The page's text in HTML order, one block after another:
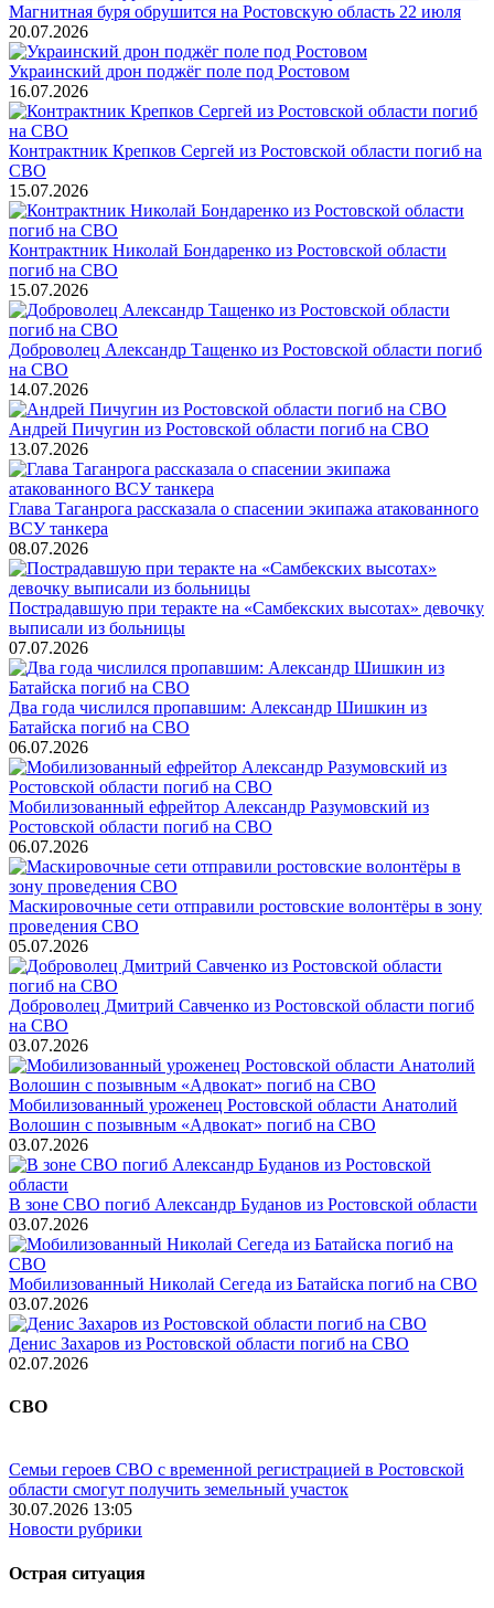
Магнитная буря обрушится на Ростовскую область 22 июля
20.07.2026
Украинский дрон поджёг поле под Ростовом
16.07.2026
Контрактник Крепков Сергей из Ростовской области погиб на
СВО
15.07.2026
Контрактник Николай Бондаренко из Ростовской области
погиб на СВО
15.07.2026
Доброволец Александр Тащенко из Ростовской области погиб
на СВО
14.07.2026
Андрей Пичугин из Ростовской области погиб на СВО
13.07.2026
Глава Таганрога рассказала о спасении экипажа атакованного
ВСУ танкера
08.07.2026
Пострадавшую при теракте на «Самбекских высотах» девочку
выписали из больницы
07.07.2026
Два года числился пропавшим: Александр Шишкин из
Батайска погиб на СВО
06.07.2026
Мобилизованный ефрейтор Александр Разумовский из
Ростовской области погиб на СВО
06.07.2026
Маскировочные сети отправили ростовские волонтёры в зону
проведения СВО
05.07.2026
Доброволец Дмитрий Савченко из Ростовской области погиб
на СВО
03.07.2026
Мобилизованный уроженец Ростовской области Анатолий
Волошин с позывным «Адвокат» погиб на СВО
03.07.2026
В зоне СВО погиб Александр Буданов из Ростовской области
03.07.2026
Мобилизованный Николай Сегеда из Батайска погиб на СВО
03.07.2026
Денис Захаров из Ростовской области погиб на СВО
02.07.2026
СВО
Семьи героев СВО с временной регистрацией в Ростовской
области смогут получить земельный участок
30.07.2026 13:05
Новости рубрики
Острая ситуация